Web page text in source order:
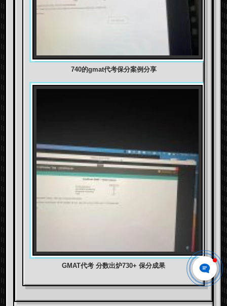
740的gmat代考保分案例分享
GMAT代考 分数出炉730+ 保分成果